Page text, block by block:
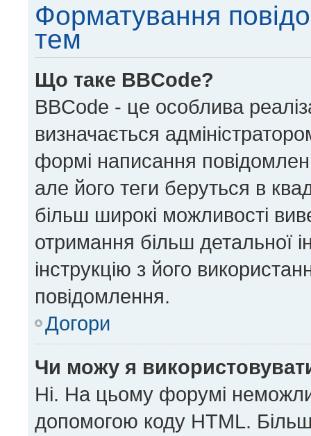
Форматування
тем
Що таке BBCode?
BBCode - це особлива
визначається
формі написання
але його теги беруться в
більш широкі можливості
отримання більш детальної
інструкцію з його
повідомлення.
Догори
Чи можу я
Ні. На цьому форумі
допомогою коду HTML.